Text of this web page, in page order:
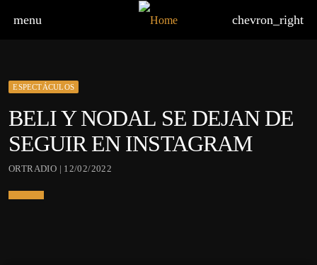
menu chevron_right
ESPECTÁCULOS
BELI Y NODAL SE DEJAN DE
SEGUIR EN INSTAGRAM
ORTRADIO | 12/02/2022